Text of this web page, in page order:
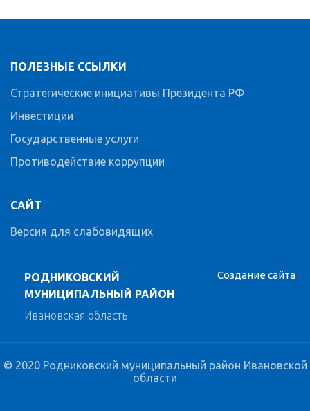
РОДНИКОВСКИЙ
МУНИЦИПАЛЬНЫЙ РАЙОН
Ивановская область
ПОЛЕЗНЫЕ ССЫЛКИ
Стратегические инициативы Президента РФ
Инвестиции
Государственные услуги
Противодействие коррупции
САЙТ
Версия для слабовидящих
Создание сайта
© 2020 Родниковский муниципальный район Ивановской
области